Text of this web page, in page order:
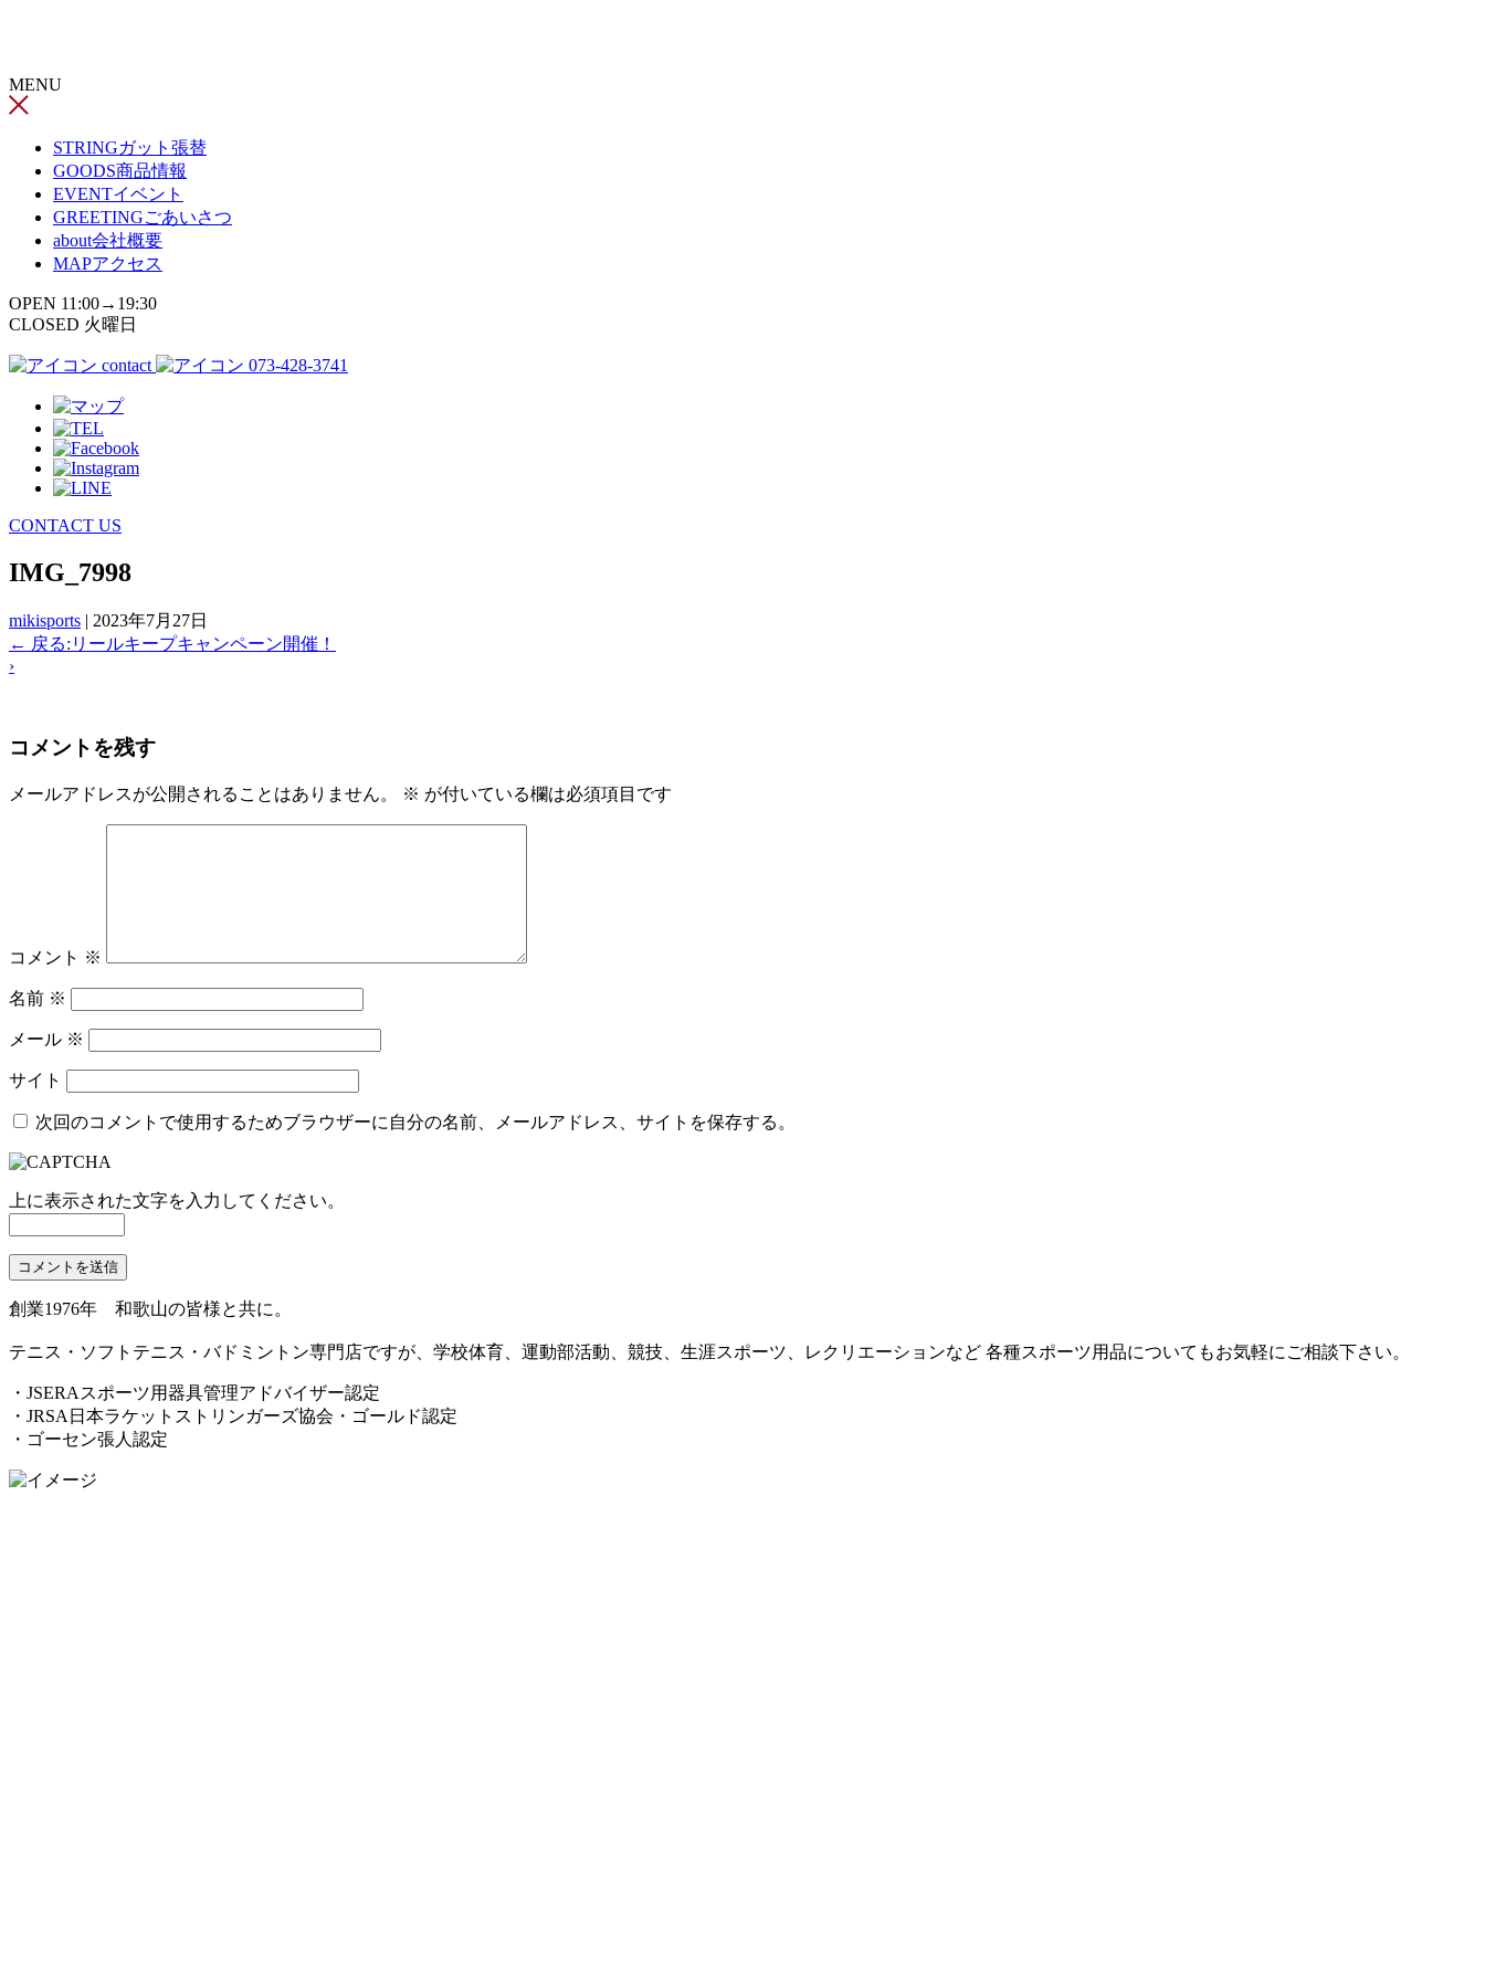
ン
ツ
MENU
STRINGガット張替
GOODS商品情報
EVENTイベント
GREETINGごあいさつ
about会社概要
MAPアクセス
OPEN 11:00→19:30
CLOSED 火曜日
contact 073-428-3741
CONTACT US
IMG_7998
mikisports | 2023年7月27日
← 戻る:リールキープキャンペーン開催！
›
コメントを残す
メールアドレスが公開されることはありません。 ※ が付いている欄は必須項目です
コメント ※
名前 ※
メール ※
サイト
次回のコメントで使用するためブラウザーに自分の名前、メールアドレス、サイトを保存する。
上に表示された文字を入力してください。
創業1976年 和歌山の皆様と共に。
テニス・ソフトテニス・バドミントン専門店ですが、学校体育、運動部活動、競技、生涯スポーツ、レクリエーションなど 各種スポーツ用品についてもお気軽にご相談下さい。
・JSERAスポーツ用器具管理アドバイザー認定
・JRSA日本ラケットストリンガーズ協会・ゴールド認定
・ゴーセン張人認定